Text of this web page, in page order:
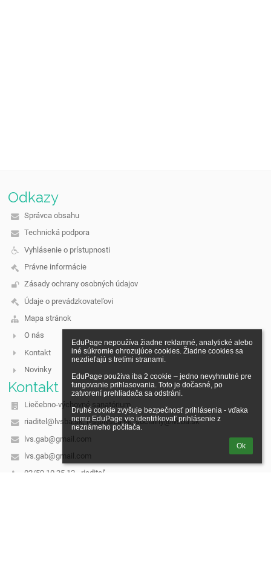
EduPage nepoužíva žiadne reklamné, analytické alebo
iné súkromie ohrozujúce cookies. Žiadne cookies sa
nezdieľajú s tretími stranami.
EduPage používa iba 2 cookie – jedno nevyhnutné pre
fungovanie prihlasovania. Toto je dočasné, po
zatvorení prehliadača sa odstráni.
Druhé cookie zvyšuje bezpečnosť prihlásenia - vďaka
nemu EduPage vie identifikovať prihlásenie z
neznámeho počítača.
Ok
Odkazy
Správca obsahu
Technická podpora
Vyhlásenie o prístupnosti
Právne informácie
Zásady ochrany osobných údajov
Údaje o prevádzkovateľovi
Mapa stránok
O nás
Kontakt
Novinky
Kontakt
Liečebno-výchovné sanatórium
riaditel@lvsba.sk, lvs@lvsba.sk, socialny@lvsba.sk
lvs.gab@gmail.com
lvs.gab@gmail.com
02/59 10 35 12 - riaditeľ,